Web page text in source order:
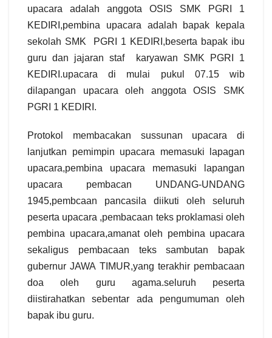
upacara adalah anggota OSIS SMK PGRI 1
KEDIRI,pembina upacara adalah bapak kepala
sekolah SMK PGRI 1 KEDIRI,beserta bapak ibu
guru dan jajaran staf karyawan SMK PGRI 1
KEDIRI.upacara di mulai pukul 07.15 wib
dilapangan upacara oleh anggota OSIS SMK
PGRI 1 KEDIRI.
Protokol membacakan sussunan upacara di
lanjutkan pemimpin upacara memasuki lapagan
upacara,pembina upacara memasuki lapangan
upacara pembacan UNDANG-UNDANG
1945,pembcaan pancasila diikuti oleh seluruh
peserta upacara ,pembacaan teks proklamasi oleh
pembina upacara,amanat oleh pembina upacara
sekaligus pembacaan teks sambutan bapak
gubernur JAWA TIMUR,yang terakhir pembacaan
doa oleh guru agama.seluruh peserta
diistirahatkan sebentar ada pengumuman oleh
bapak ibu guru.